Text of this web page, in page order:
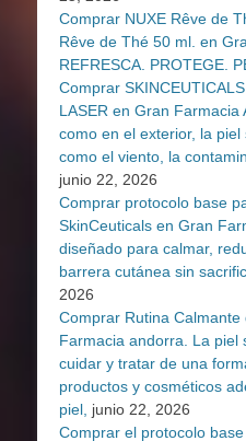
Comprar NUXE Rêve de
Rêve de Thé 50 ml. en
REFRESCA. PROTEGE.
Comprar
LASER en Gran Farmacia
como en el exterior, la
como el viento, la
junio 22, 2026
Comprar protocolo base
SkinCeuticals en Gran
diseñado para calmar,
barrera cutánea sin
2026
Comprar Rutina
Farmacia andorra. La piel
cuidar y tratar de una
productos y cosméticos
piel, junio 22, 2026
Comprar el protocolo